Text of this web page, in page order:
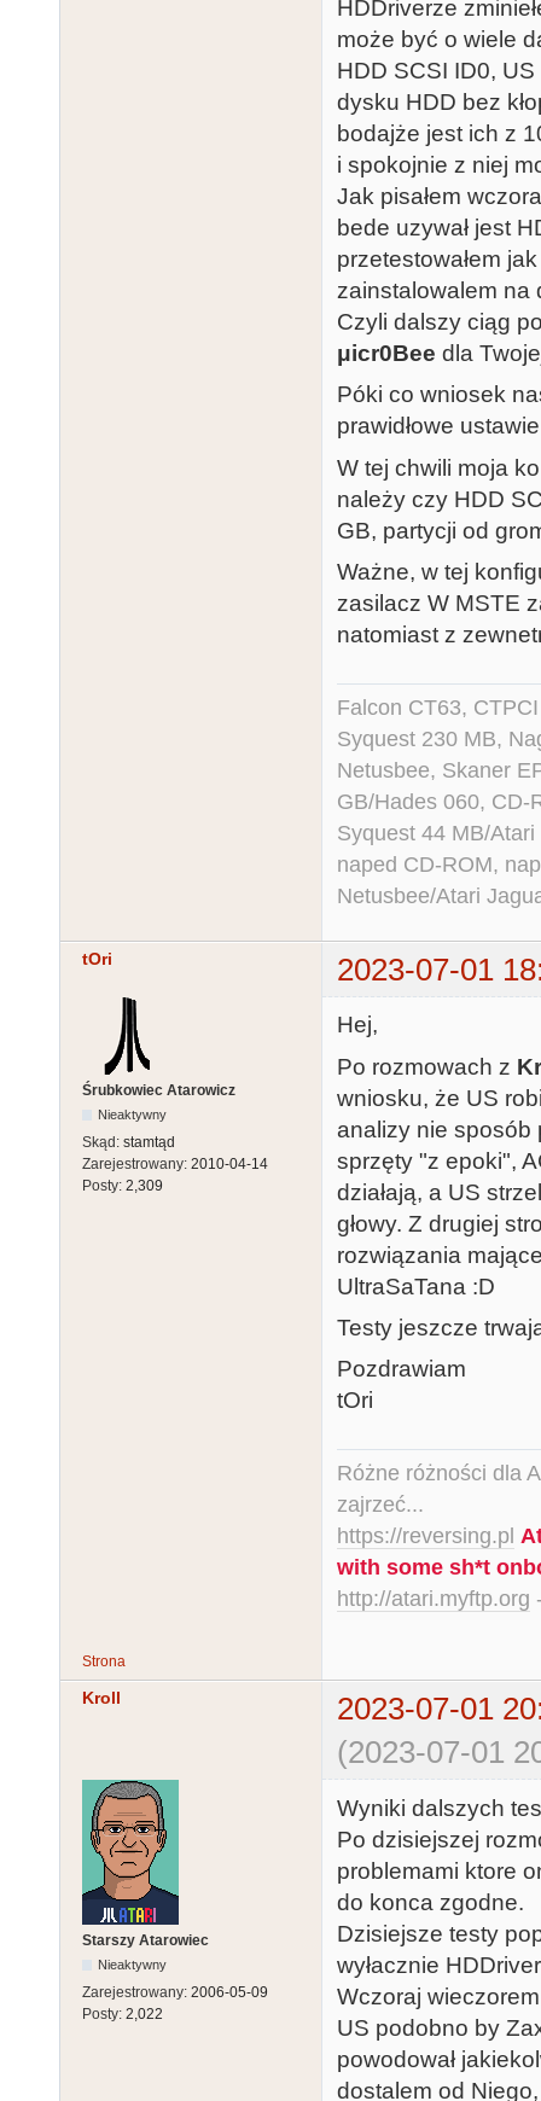
HDDriverze
może być o wiele
HDD SCSI ID0,
dysku HDD bez
bodajże jest ich z
i spokojnie z niej
Jak pisałem
bede uzywał jest
przetestowałem
zainstalowalem na
Czyli dalszy ciąg
μicr0Bee dla
Póki co wniosek
prawidłowe
W tej chwili moja
należy czy HDD
GB, partycji od
Ważne, w tej
zasilacz W MSTE
natomiast z
Falcon CT63,
Syquest 230 MB,
Netusbee, Skaner
GB/Hades 060, CD-
Syquest 44 MB/
naped CD-ROM,
Netusbee/Atari
tOri 2023-07-01
Śrubkowiec Atarowicz
Nieaktywny
Skąd: stamtąd
Zarejestrowany: 2010-04-14
Posty: 2,309
Hej,
Po rozmowach z
wniosku, że US
analizy nie sposób
sprzęty "z epoki",
działają, a US
głowy. Z drugiej
rozwiązania
UltraSaTana :D
Testy jeszcze
Pozdrawiam
tOri
Różne różności dla
zajrzeć...
https://reversing.pl
with some sh*t
http://atari.myftp.org
Strona
Kroll
2023-07-01
(2023-07-01
Starszy Atarowiec
Nieaktywny
Zarejestrowany: 2006-05-09
Posty: 2,022
Wyniki dalszych
Po dzisiejszej
problemami ktore
do konca zgodne.
Dzisiejsze testy
wyłacznie
Wczoraj
US podobno by
powodował
dostalem od